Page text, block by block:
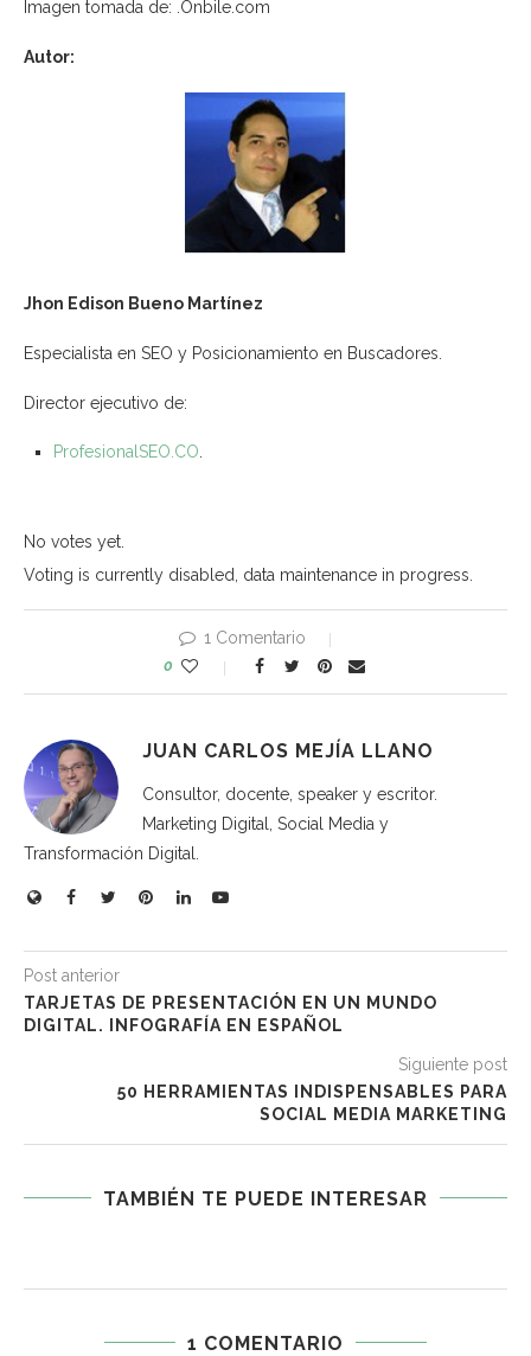
Imagen tomada de: .Onbile.com
Autor:
Jhon Edison Bueno Martínez
Especialista en SEO y Posicionamiento en Buscadores.
Director ejecutivo de:
ProfesionalSEO.CO
No votes yet.
Voting is currently disabled, data maintenance in progress.
1 Comentario
0
JUAN CARLOS MEJÍA LLANO
Consultor, docente, speaker y escritor.
Marketing Digital, Social Media y
Transformación Digital.
Post anterior
TARJETAS DE PRESENTACIÓN EN UN MUNDO
DIGITAL. INFOGRAFÍA EN ESPAÑOL
Siguiente post
50 HERRAMIENTAS INDISPENSABLES PARA
SOCIAL MEDIA MARKETING
TAMBIÉN TE PUEDE INTERESAR
1 COMENTARIO